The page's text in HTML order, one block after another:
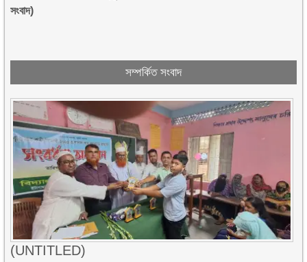
সংবাদ)
সম্পর্কিত সংবাদ
(UNTITLED)